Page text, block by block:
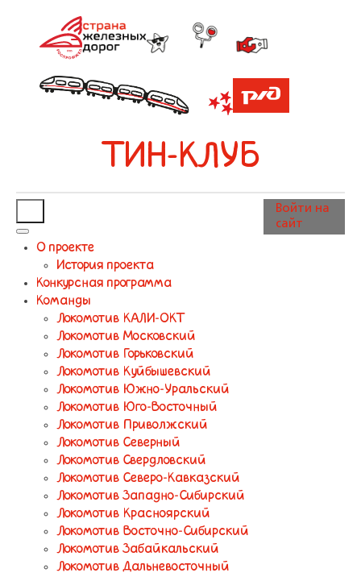
ТИН-КЛУБ
О проекте
История проекта
Конкурсная программа
Команды
Локомотив КАЛИ-ОКТ
Локомотив Московский
Локомотив Горьковский
Локомотив Куйбышевский
Локомотив Южно-Уральский
Локомотив Юго-Восточный
Локомотив Приволжский
Локомотив Северный
Локомотив Свердловский
Локомотив Северо-Кавказский
Локомотив Западно-Сибирский
Локомотив Красноярский
Локомотив Восточно-Сибирский
Локомотив Забайкальский
Локомотив Дальневосточный
Войти на
сайт